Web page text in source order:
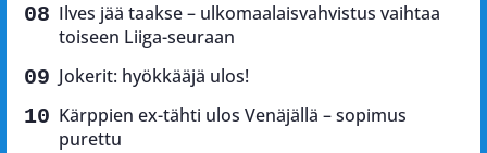
Ilves jää taakse – ulkomaalaisvahvistus vaihtaa
toiseen Liiga-seuraan
Jokerit: hyökkääjä ulos!
Kärppien ex-tähti ulos Venäjällä – sopimus
purettu